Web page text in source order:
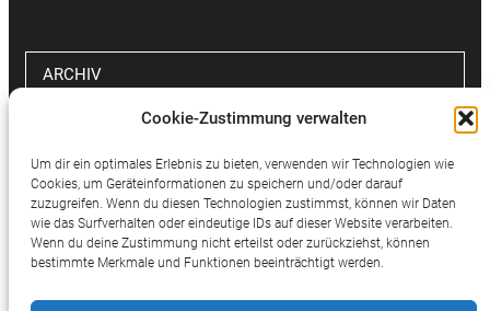
Cookie-Zustimmung verwalten
Um dir ein optimales Erlebnis zu bieten, verwenden wir Technologien wie
Cookies, um Geräteinformationen zu speichern und/oder darauf
zuzugreifen. Wenn du diesen Technologien zustimmst, können wir Daten
wie das Surfverhalten oder eindeutige IDs auf dieser Website verarbeiten.
Wenn du deine Zustimmung nicht erteilst oder zurückziehst, können
bestimmte Merkmale und Funktionen beeinträchtigt werden.
ARCHIV
SOCIAL MEDIA
Twitter Facebook Instagram